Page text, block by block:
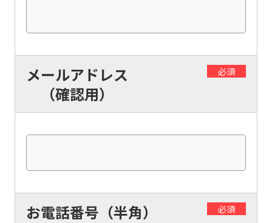
メールアドレス
（確認用）
必須
お電話番号（半角） 必須